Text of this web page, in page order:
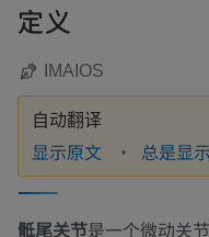
定义
IMAIOS
自动翻译
显示原文 总是显
骶尾关节是一个微动关